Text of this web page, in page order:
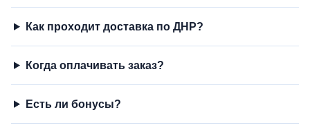
Как проходит доставка по ДНР?
Когда оплачивать заказ?
Есть ли бонусы?